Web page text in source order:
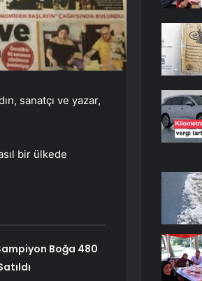
sanatçı ve yazar,
bir ülkede
Boğa 480